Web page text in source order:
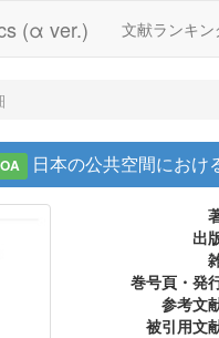
(α ver.) 文献ランキン
OA 日本の公共空間におけ
出
巻号頁・発
参考文
被引用文